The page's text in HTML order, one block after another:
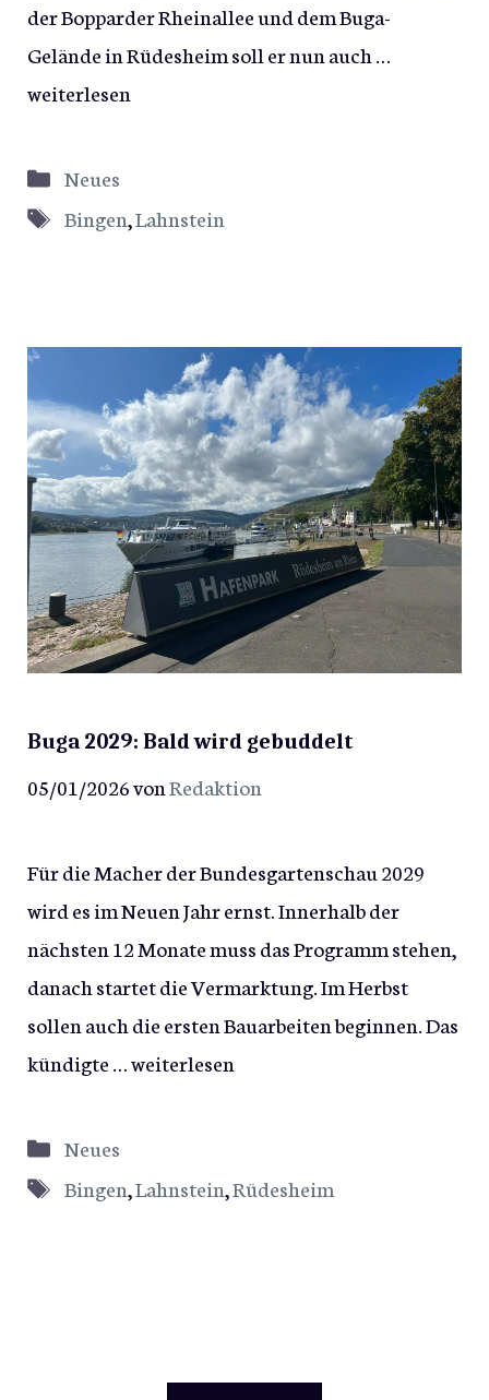
der Bopparder Rheinallee und dem Buga-
Gelände in Rüdesheim soll er nun auch …
weiterlesen
Kategorien
Neues
Schlagwörter
Bingen,Lahnstein
Buga 2029: Bald wird gebuddelt
05/01/2026vonRedaktion
Für die Macher der Bundesgartenschau 2029
wird es im Neuen Jahr ernst. Innerhalb der
nächsten 12 Monate muss das Programm stehen,
danach startet die Vermarktung. Im Herbst
sollen auch die ersten Bauarbeiten beginnen. Das
kündigte …weiterlesen
Kategorien
Neues
Schlagwörter
Bingen,Lahnstein,Rüdesheim